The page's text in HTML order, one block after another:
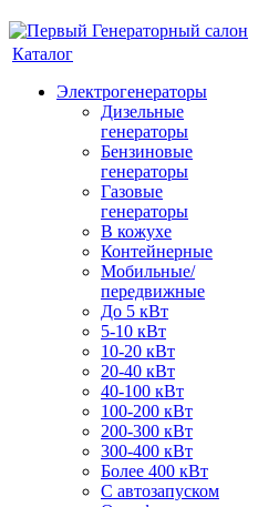
Каталог
Электрогенераторы
Дизельные
генераторы
Бензиновые
генераторы
Газовые
генераторы
В кожухе
Контейнерные
Мобильные/
передвижные
До 5 кВт
5-10 кВт
10-20 кВт
20-40 кВт
40-100 кВт
100-200 кВт
200-300 кВт
300-400 кВт
Более 400 кВт
С автозапуском